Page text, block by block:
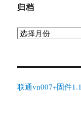
归档
归
联通vn007+固件